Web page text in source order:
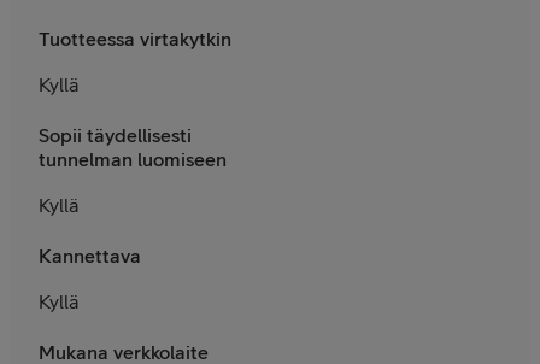
Tuotteessa virtakytkin
Kyllä
Sopii täydellisesti
tunnelman luomiseen
Kyllä
Kannettava
Kyllä
Mukana verkkolaite